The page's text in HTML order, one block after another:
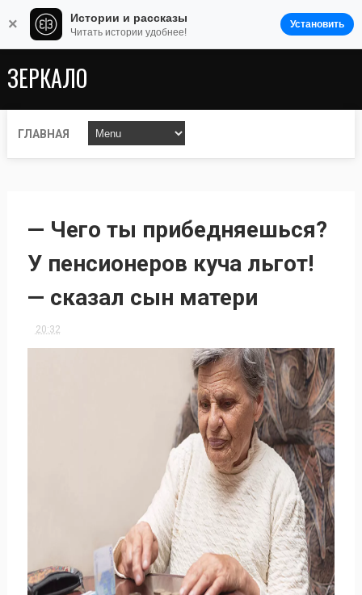
ЗЕРКАЛО
ГЛАВНАЯ
— Чего ты прибедняешься?
У пенсионеров куча льгот!
— сказал сын матери
20:32
× Истории и рассказы
Читать истории удобнее!
Установить